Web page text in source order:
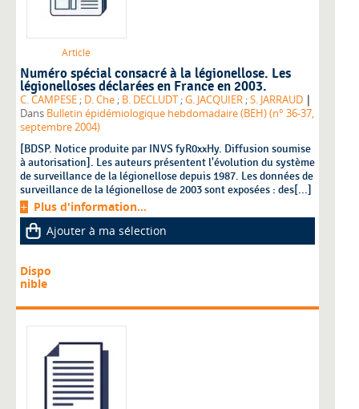
Article
Numéro spécial consacré à la légionellose. Les
légionelloses déclarées en France en 2003.
C. CAMPESE ; D. Che ; B. DECLUDT ;G. JACQUIER ;S. JARRAUD |
Dans Bulletin épidémiologique hebdomadaire (BEH) (n° 36-37,
septembre 2004)
[BDSP. Notice produite par INVS fyR0xxHy. Diffusion soumise
à autorisation]. Les auteurs présentent l'évolution du système
de surveillance de la légionellose depuis 1987. Les données de
surveillance de la légionellose de 2003 sont exposées : des[...]
Plus d'information...
Ajouter à ma sélection
Dispo
nible